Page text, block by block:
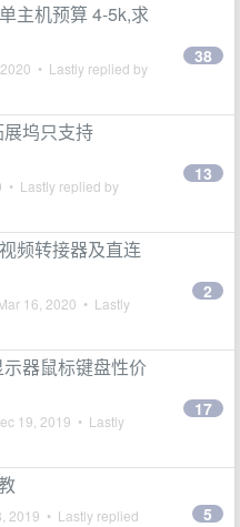
主机预算 4-5k,求
• Lastly replied by
38
坞只支持
• Lastly replied by
13
频转接器及直连
16, 2020 • Lastly
2
器鼠标键盘性价
19, 2019 • Lastly
17
2019 • Lastly replied
5